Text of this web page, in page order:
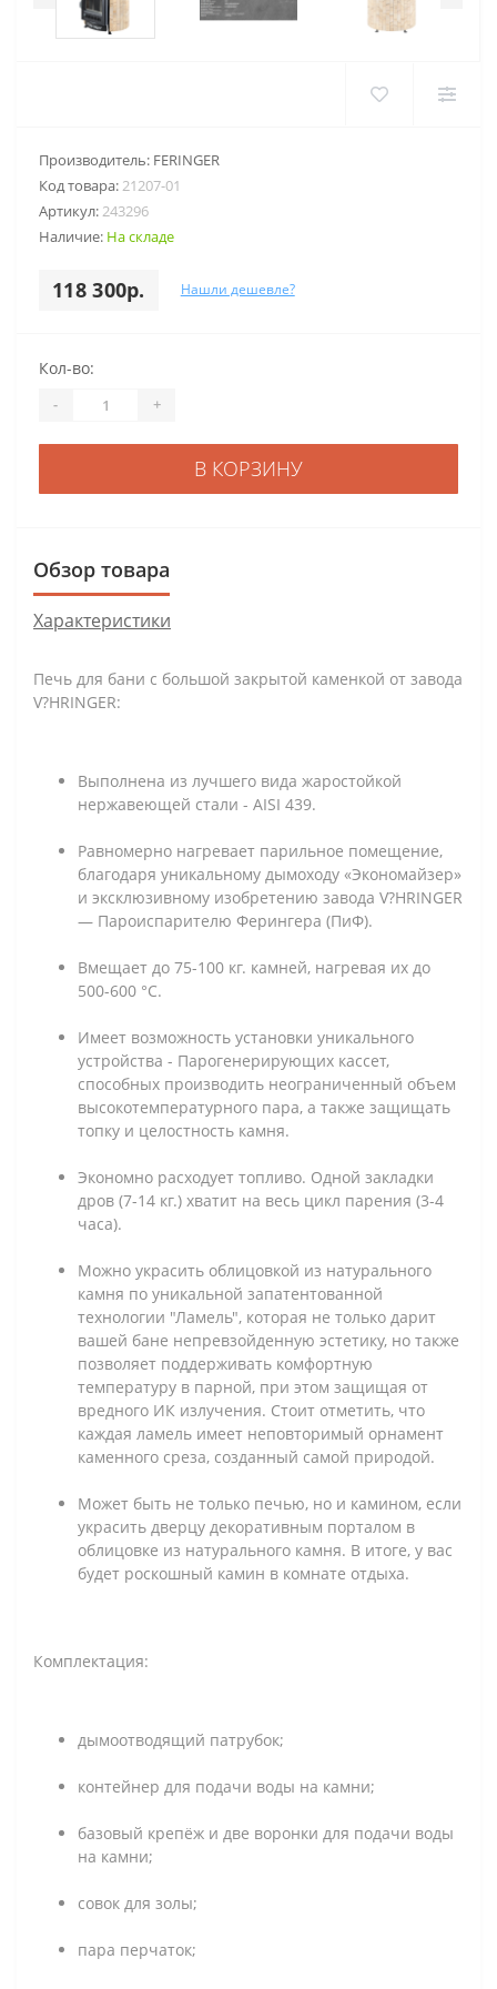
Производитель: FERINGER
Код товара:21207-01
Артикул:243296
Наличие: На складе
118 300р. Нашли дешевле?
Кол-во:
- +
В КОРЗИНУ
Обзор товара
Характеристики
Печь для бани с большой закрытой каменкой от завода
V?HRINGER:
Выполнена из лучшего вида жаростойкой
нержавеющей стали - AISI 439.
Равномерно нагревает парильное помещение,
благодаря уникальному дымоходу «Экономайзер»
и эксклюзивному изобретению завода V?HRINGER
— Пароиспарителю Ферингера (ПиФ).
Вмещает до 75-100 кг. камней, нагревая их до
500-600 °С.
Имеет возможность установки уникального
устройства - Парогенерирующих кассет,
способных производить неограниченный объем
высокотемпературного пара, а также защищать
топку и целостность камня.
Экономно расходует топливо. Одной закладки
дров (7-14 кг.) хватит на весь цикл парения (3-4
часа).
Можно украсить облицовкой из натурального
камня по уникальной запатентованной
технологии "Ламель", которая не только дарит
вашей бане непревзойденную эстетику, но также
позволяет поддерживать комфортную
температуру в парной, при этом защищая от
вредного ИК излучения. Стоит отметить, что
каждая ламель имеет неповторимый орнамент
каменного среза, созданный самой природой.
Может быть не только печью, но и камином, если
украсить дверцу декоративным порталом в
облицовке из натурального камня. В итоге, у вас
будет роскошный камин в комнате отдыха.
Комплектация:
дымоотводящий патрубок;
контейнер для подачи воды на камни;
базовый крепёж и две воронки для подачи воды
на камни;
совок для золы;
пара перчаток;